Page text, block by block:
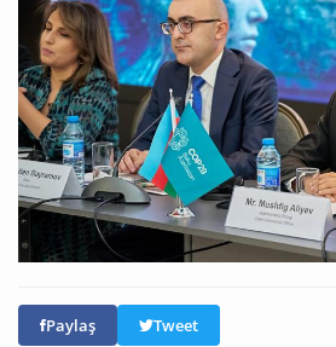
Paylaş Tweet